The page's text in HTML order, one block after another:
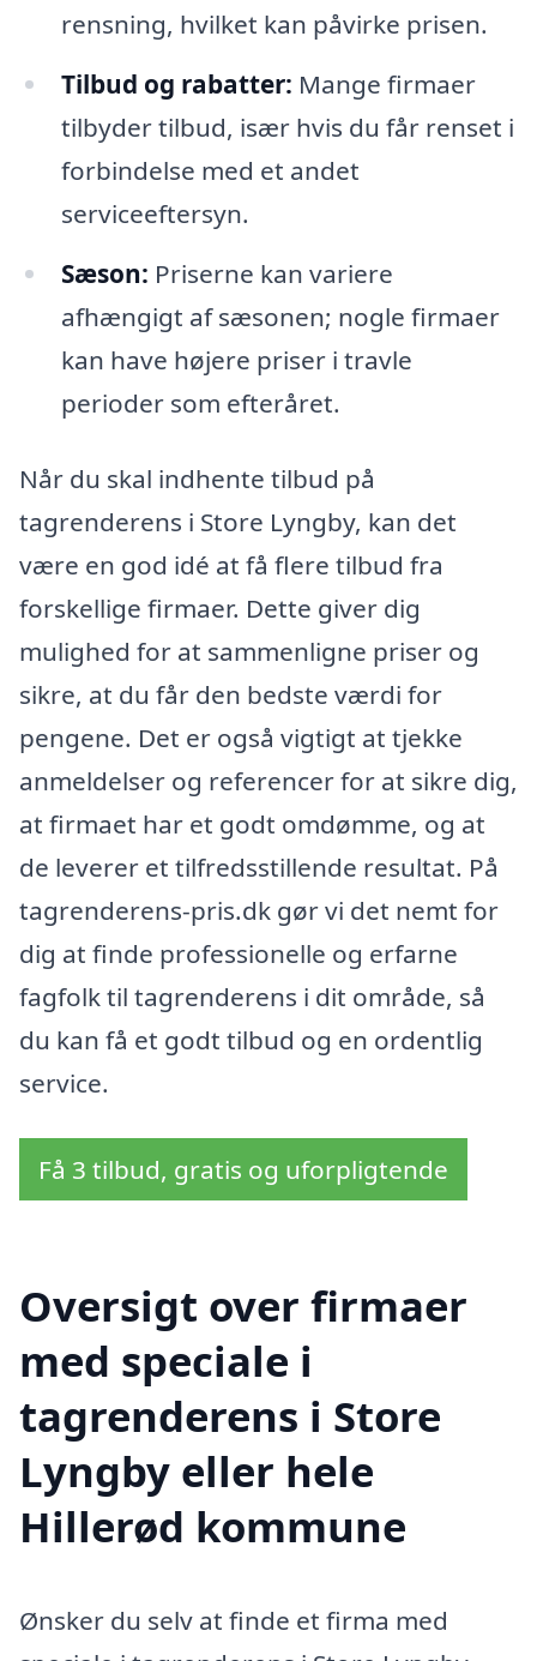
rensning, hvilket kan påvirke prisen.
Tilbud og rabatter: Mange firmaer
tilbyder tilbud, især hvis du får renset i
forbindelse med et andet
serviceeftersyn.
Sæson: Priserne kan variere
afhængigt af sæsonen; nogle firmaer
kan have højere priser i travle
perioder som efteråret.
Når du skal indhente tilbud på
tagrenderens i Store Lyngby, kan det
være en god idé at få flere tilbud fra
forskellige firmaer. Dette giver dig
mulighed for at sammenligne priser og
sikre, at du får den bedste værdi for
pengene. Det er også vigtigt at tjekke
anmeldelser og referencer for at sikre dig,
at firmaet har et godt omdømme, og at
de leverer et tilfredsstillende resultat. På
tagrenderens-pris.dk gør vi det nemt for
dig at finde professionelle og erfarne
fagfolk til tagrenderens i dit område, så
du kan få et godt tilbud og en ordentlig
service.
Få 3 tilbud, gratis og uforpligtende
Oversigt over firmaer
med speciale i
tagrenderens i Store
Lyngby eller hele
Hillerød kommune
Ønsker du selv at finde et firma med